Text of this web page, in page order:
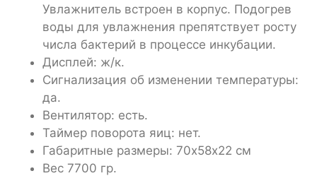
Увлажнитель встроен в корпус. Подогрев
воды для увлажнения препятствует росту
числа бактерий в процессе инкубации.
Дисплей: ж/к.
Сигнализация об изменении температуры:
да.
Вентилятор: есть.
Таймер поворота яиц: нет.
Габаритные размеры: 70х58х22 см
Вес 7700 гр.